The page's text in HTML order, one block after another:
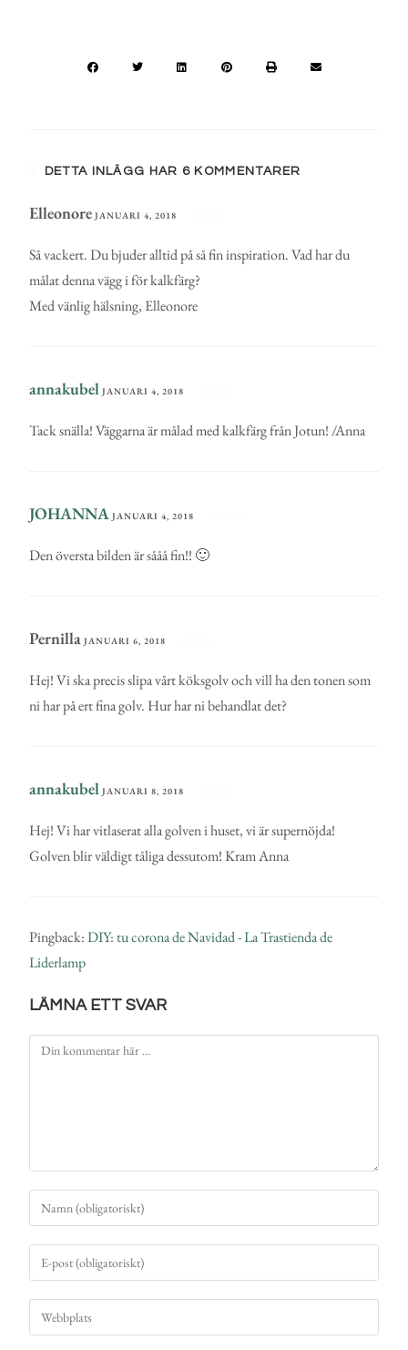
DETTA INLÄGG HAR 6 KOMMENTARER
Elleonore JANUARI 4, 2018
Så vackert. Du bjuder alltid på så fin inspiration. Vad har du
målat denna vägg i för kalkfärg?
Med vänlig hälsning, Elleonore
annakubel JANUARI 4, 2018
Tack snälla! Väggarna är målad med kalkfärg från Jotun! /Anna
JOHANNA JANUARI 4, 2018
Den översta bilden är sååå fin!! 🙂
Pernilla JANUARI 6, 2018
Hej! Vi ska precis slipa vårt köksgolv och vill ha den tonen som
ni har på ert fina golv. Hur har ni behandlat det?
annakubel JANUARI 8, 2018
Hej! Vi har vitlaserat alla golven i huset, vi är supernöjda!
Golven blir väldigt tåliga dessutom! Kram Anna
Pingback:DIY: tu corona de Navidad - La Trastienda de
Liderlamp
LÄMNA ETT SVAR